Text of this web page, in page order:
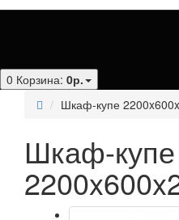
0 Корзина: 0р.
Шкаф-купе
Шкаф-купе